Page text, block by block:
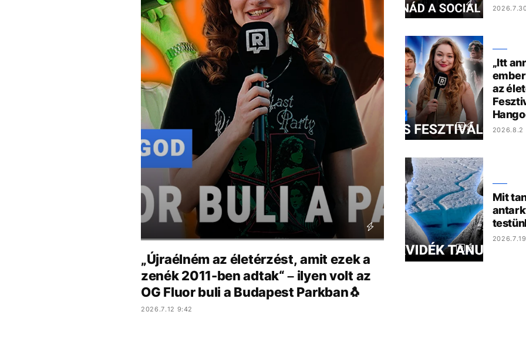
„Újraélném az életérzést, amit ezek a
zenék 2011-ben adtak“ – ilyen volt az
OG Fluor buli a Budapest Parkban🐧
2026.7.12 9:42
„Itt
az
2026.8.2
Mit